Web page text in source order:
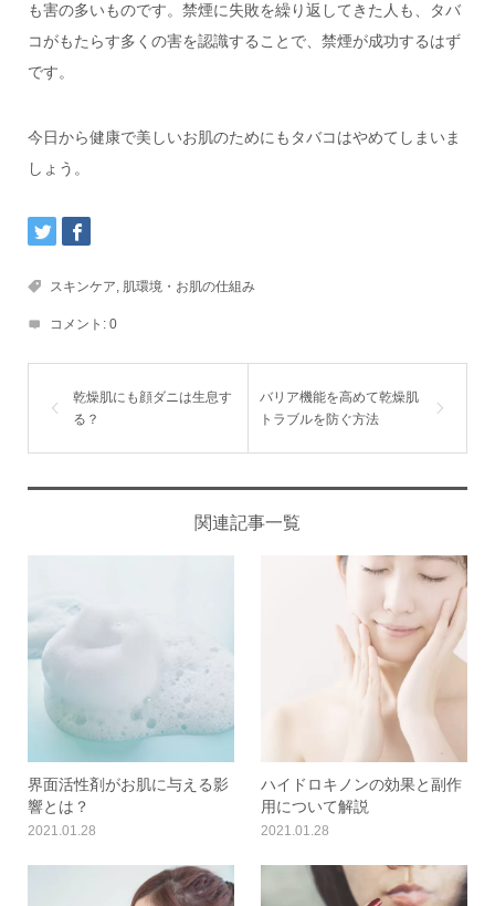
も害の多いものです。禁煙に失敗を繰り返してきた人も、タバ
コがもたらす多くの害を認識することで、禁煙が成功するはず
です。
今日から健康で美しいお肌のためにもタバコはやめてしまいま
しょう。
スキンケア, 肌環境・お肌の仕組み
コメント: 0
乾燥肌にも顔ダニは生息す
る？
バリア機能を高めて乾燥肌
トラブルを防ぐ方法
関連記事一覧
界面活性剤がお肌に与える影
響とは？
2021.01.28
ハイドロキノンの効果と副作
用について解説
2021.01.28